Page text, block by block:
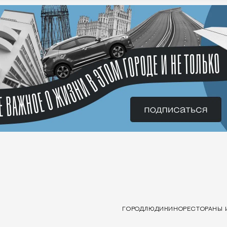
ГОРОДЛЮДИ КИНОРЕСТОРАНЫ